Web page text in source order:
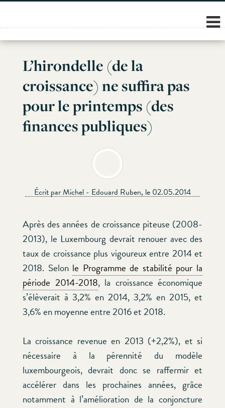
Skip
content
L’hirondelle (de la
croissance) ne suffira pas
pour le printemps (des
finances publiques)
Écrit par Michel - Edouard Ruben, le 02.05.2014
Après des années de croissance piteuse (2008-
2013), le Luxembourg devrait renouer avec des
taux de croissance plus vigoureux entre 2014 et
2018. Selon le Programme de stabilité pour la
période 2014-2018, la croissance économique
s’élèverait à 3,2% en 2014, 3,2% en 2015, et
3,6% en moyenne entre 2016 et 2018.
La croissance revenue en 2013 (+2,2%), et si
nécessaire à la pérennité du modèle
luxembourgeois, devrait donc se raffermir et
accélérer dans les prochaines années, grâce
notamment à l’amélioration de la conjoncture